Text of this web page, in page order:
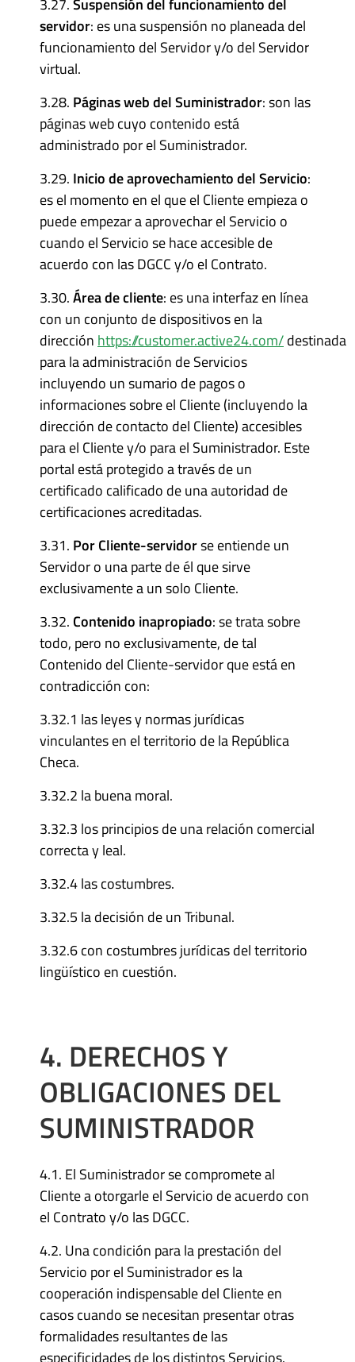
3.27.Suspensión del funcionamiento del
servidor: es una suspensión no planeada del
funcionamiento del Servidor y/o del Servidor
virtual.
3.28. Páginas web del Suministrador: son las
páginas web cuyo contenido está
administrado por el Suministrador.
3.29. Inicio de aprovechamiento del Servicio:
es el momento en el que el Cliente empieza o
puede empezar a aprovechar el Servicio o
cuando el Servicio se hace accesible de
acuerdo con las DGCC y/o el Contrato.
3.30.Área de cliente: es una interfaz en línea
con un conjunto de dispositivos en la
dirección https://customer.active24.com/destinada
para la administración de Servicios
incluyendo un sumario de pagos o
informaciones sobre el Cliente (incluyendo la
dirección de contacto del Cliente) accesibles
para el Cliente y/o para el Suministrador. Este
portal está protegido a través de un
certificado calificado de una autoridad de
certificaciones acreditadas.
3.31. Por Cliente-servidorse entiende un
Servidor o una parte de él que sirve
exclusivamente a un solo Cliente.
3.32. Contenido inapropiado: se trata sobre
todo, pero no exclusivamente, de tal
Contenido del Cliente-servidor que está en
contradicción con:
3.32.1 las leyes y normas jurídicas
vinculantes en el territorio de la República
Checa.
3.32.2 la buena moral.
3.32.3 los principios de una relación comercial
correcta y leal.
3.32.4 las costumbres.
3.32.5 la decisión de un Tribunal.
3.32.6 con costumbres jurídicas del territorio
lingüístico en cuestión.
4. DERECHOS Y
OBLIGACIONES DEL
SUMINISTRADOR
4.1. El Suministrador se compromete al
Cliente a otorgarle el Servicio de acuerdo con
el Contrato y/o las DGCC.
4.2. Una condición para la prestación del
Servicio por el Suministrador es la
cooperación indispensable del Cliente en
casos cuando se necesitan presentar otras
formalidades resultantes de las